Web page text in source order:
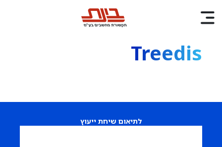
Treedis
לתיאום שיחת ייעוץ